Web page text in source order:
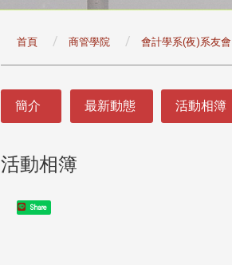
首頁 商管學院 會計學系(夜)系友會
簡介 最新動態 活動相簿
活動相簿
Share